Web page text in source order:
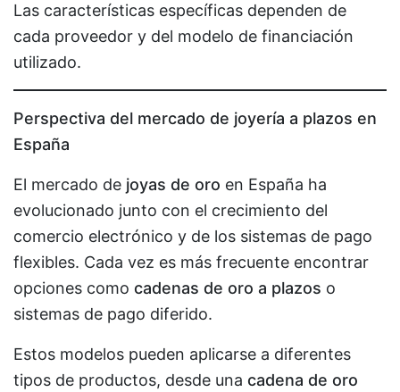
Las características específicas dependen de
cada proveedor y del modelo de financiación
utilizado.
Perspectiva del mercado de joyería a plazos en
España
El mercado de joyas de oro en España ha
evolucionado junto con el crecimiento del
comercio electrónico y de los sistemas de pago
flexibles. Cada vez es más frecuente encontrar
opciones como cadenas de oro a plazos o
sistemas de pago diferido.
Estos modelos pueden aplicarse a diferentes
tipos de productos, desde una cadena de oro